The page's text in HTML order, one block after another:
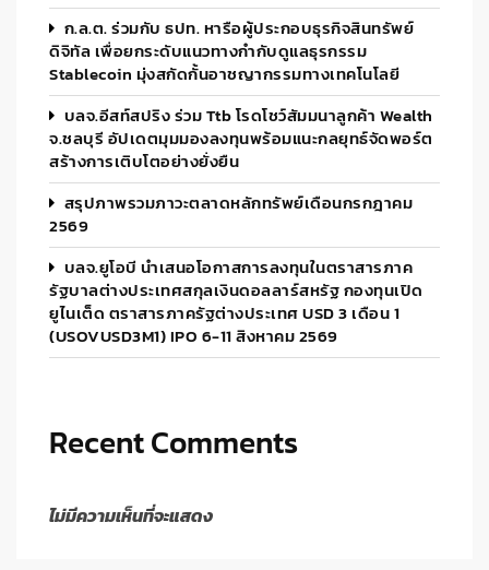
ก.ล.ต. ร่วมกับ ธปท. หารือผู้ประกอบธุรกิจสินทรัพย์
ดิจิทัล เพื่อยกระดับแนวทางกำกับดูแลธุรกรรม
Stablecoin มุ่งสกัดกั้นอาชญากรรมทางเทคโนโลยี
บลจ.อีสท์สปริง ร่วม Ttb โรดโชว์สัมมนาลูกค้า Wealth
จ.ชลบุรี อัปเดตมุมมองลงทุนพร้อมแนะกลยุทธ์จัดพอร์ต
สร้างการเติบโตอย่างยั่งยืน
สรุปภาพรวมภาวะตลาดหลักทรัพย์เดือนกรกฎาคม
2569
บลจ.ยูโอบี นำเสนอโอกาสการลงทุนในตราสารภาค
รัฐบาลต่างประเทศสกุลเงินดอลลาร์สหรัฐ กองทุนเปิด
ยูไนเต็ด ตราสารภาครัฐต่างประเทศ USD 3 เดือน 1
(USOVUSD3M1) IPO 6-11 สิงหาคม 2569
Recent Comments
ไม่มีความเห็นที่จะแสดง